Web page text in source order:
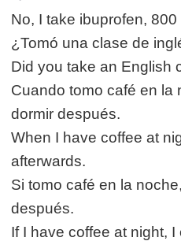
No, I take ibuprofen, 800
¿Tomó una clase de
Did you take an English
Cuando tomo café en la
dormir después.
When I have coffee at
afterwards.
Si tomo café en la
después.
If I have coffee at night,